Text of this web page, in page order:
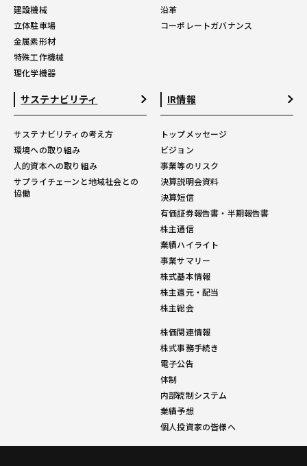
建設機械
立体駐車場
金属素形材
特殊工作機械
理化学機器
沿革
コーポレートガバナンス
サステナビリティ
サステナビリティの考え方
環境への取り組み
人的資本への取り組み
サプライチェーンと地域社会との
協働
IR情報
トップメッセージ
ビジョン
事業等のリスク
決算説明会資料
決算短信
有価証券報告書・半期報告書
株主通信
業績ハイライト
事業サマリー
株式基本情報
株主還元・配当
株主総会
株価関連情報
株式事務手続き
電子公告
体制
内部統制システム
業績予想
個人投資家の皆様へ